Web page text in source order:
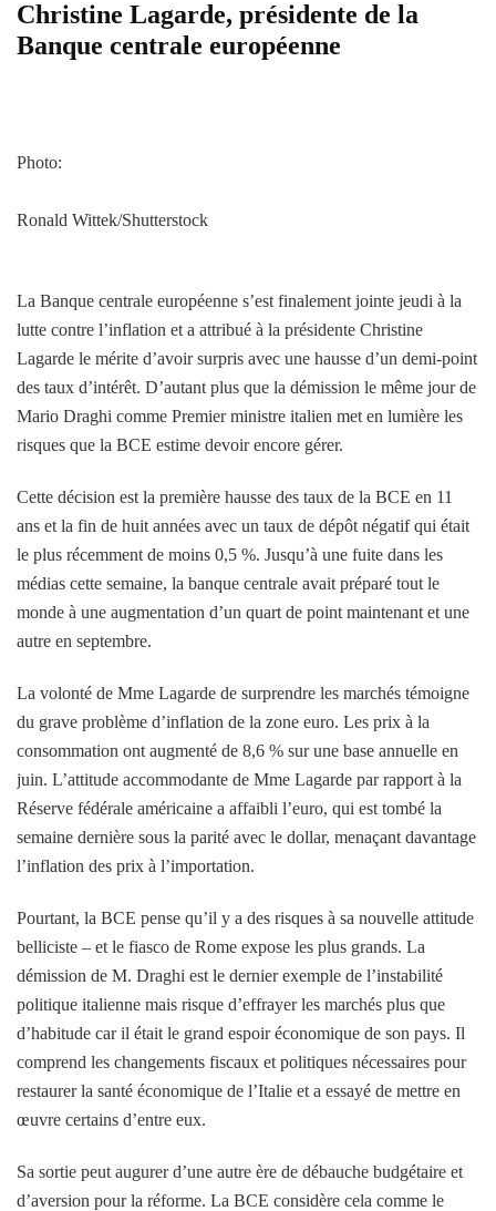
Christine Lagarde, présidente de la
Banque centrale européenne
Photo:
Ronald Wittek/Shutterstock
La Banque centrale européenne s’est finalement jointe jeudi à la
lutte contre l’inflation et a attribué à la présidente Christine
Lagarde le mérite d’avoir surpris avec une hausse d’un demi-point
des taux d’intérêt. D’autant plus que la démission le même jour de
Mario Draghi comme Premier ministre italien met en lumière les
risques que la BCE estime devoir encore gérer.
Cette décision est la première hausse des taux de la BCE en 11
ans et la fin de huit années avec un taux de dépôt négatif qui était
le plus récemment de moins 0,5 %. Jusqu’à une fuite dans les
médias cette semaine, la banque centrale avait préparé tout le
monde à une augmentation d’un quart de point maintenant et une
autre en septembre.
La volonté de Mme Lagarde de surprendre les marchés témoigne
du grave problème d’inflation de la zone euro. Les prix à la
consommation ont augmenté de 8,6 % sur une base annuelle en
juin. L’attitude accommodante de Mme Lagarde par rapport à la
Réserve fédérale américaine a affaibli l’euro, qui est tombé la
semaine dernière sous la parité avec le dollar, menaçant davantage
l’inflation des prix à l’importation.
Pourtant, la BCE pense qu’il y a des risques à sa nouvelle attitude
belliciste – et le fiasco de Rome expose les plus grands. La
démission de M. Draghi est le dernier exemple de l’instabilité
politique italienne mais risque d’effrayer les marchés plus que
d’habitude car il était le grand espoir économique de son pays. Il
comprend les changements fiscaux et politiques nécessaires pour
restaurer la santé économique de l’Italie et a essayé de mettre en
œuvre certains d’entre eux.
Sa sortie peut augurer d’une autre ère de débauche budgétaire et
d’aversion pour la réforme. La BCE considère cela comme le